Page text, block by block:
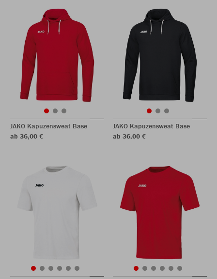
JAKO Kapuzensweat Base
ab 36,00 €
JAKO Kapuzensweat Base
ab 36,00 €